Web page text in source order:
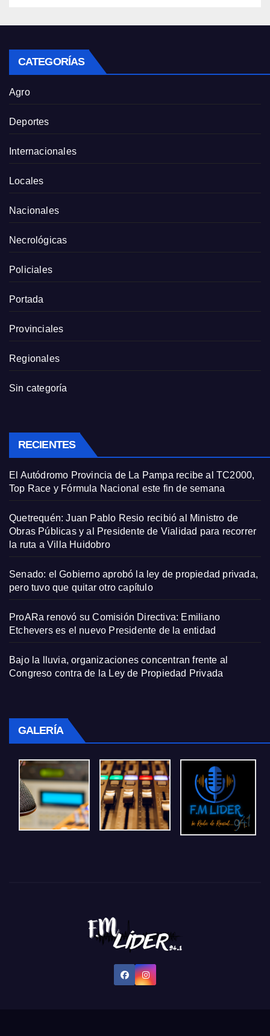
CATEGORÍAS
Agro
Deportes
Internacionales
Locales
Nacionales
Necrológicas
Policiales
Portada
Provinciales
Regionales
Sin categoría
RECIENTES
El Autódromo Provincia de La Pampa recibe al TC2000,
Top Race y Fórmula Nacional este fin de semana
Quetrequén: Juan Pablo Resio recibió al Ministro de
Obras Públicas y al Presidente de Vialidad para recorrer
la ruta a Villa Huidobro
Senado: el Gobierno aprobó la ley de propiedad privada,
pero tuvo que quitar otro capítulo
ProARa renovó su Comisión Directiva: Emiliano
Etchevers es el nuevo Presidente de la entidad
Bajo la lluvia, organizaciones concentran frente al
Congreso contra de la Ley de Propiedad Privada
GALERÍA